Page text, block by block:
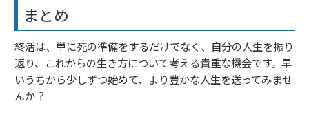
まとめ
終活は、単に死の準備をするだけでなく、自分の人生を振り
返り、これからの生き方について考える貴重な機会です。早
いうちから少しずつ始めて、より豊かな人生を送ってみませ
んか？